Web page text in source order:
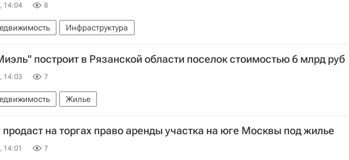
14:04 8
Инфраструктура
построит в Рязанской области поселок стоимостью 6 млрд руб
14:03 7
Жилье
на торгах право аренды участка на юге Москвы под жилье
14:01 7